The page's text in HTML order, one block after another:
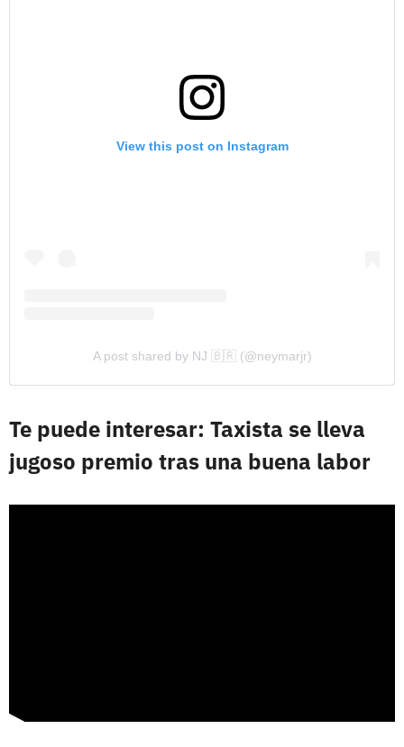
View this post on Instagram
A post shared by NJ 🇧🇷 (@neymarjr)
Te puede interesar: Taxista se lleva
jugoso premio tras una buena labor